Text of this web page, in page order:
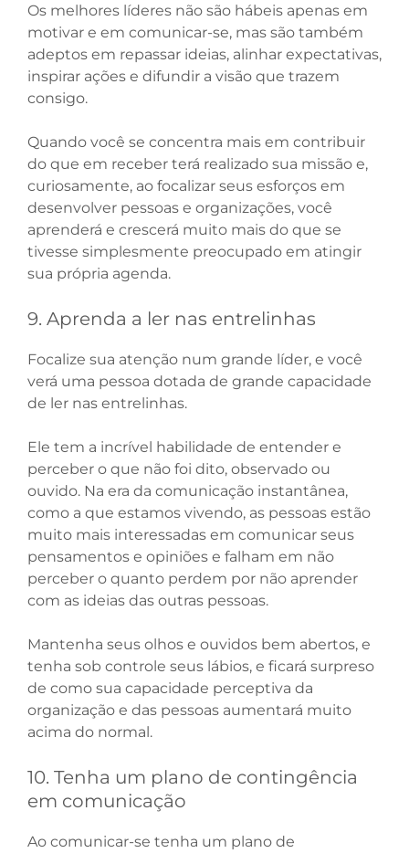
Os melhores líderes não são hábeis apenas em
motivar e em comunicar-se, mas são também
adeptos em repassar ideias, alinhar expectativas,
inspirar ações e difundir a visão que trazem
consigo.
Quando você se concentra mais em contribuir
do que em receber terá realizado sua missão e,
curiosamente, ao focalizar seus esforços em
desenvolver pessoas e organizações, você
aprenderá e crescerá muito mais do que se
tivesse simplesmente preocupado em atingir
sua própria agenda.
9. Aprenda a ler nas entrelinhas
Focalize sua atenção num grande líder, e você
verá uma pessoa dotada de grande capacidade
de ler nas entrelinhas.
Ele tem a incrível habilidade de entender e
perceber o que não foi dito, observado ou
ouvido. Na era da comunicação instantânea,
como a que estamos vivendo, as pessoas estão
muito mais interessadas em comunicar seus
pensamentos e opiniões e falham em não
perceber o quanto perdem por não aprender
com as ideias das outras pessoas.
Mantenha seus olhos e ouvidos bem abertos, e
tenha sob controle seus lábios, e ficará surpreso
de como sua capacidade perceptiva da
organização e das pessoas aumentará muito
acima do normal.
10. Tenha um plano de contingência
em comunicação
Ao comunicar-se tenha um plano de